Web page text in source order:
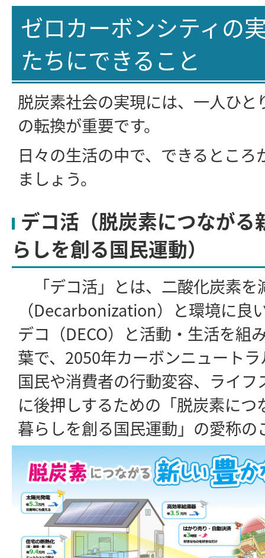
ゼロカーボンシティの
たちにできること
脱炭素社会の実現には、一人ひと
の転換が重要です。
日々の生活の中で、できるとこ
ましょう。
デコ活（脱炭素につながる
らしを創る国民運動）
「デコ活」とは、二酸化炭素を
（Decarbonization）と環境に良
デコ（DECO）と活動・生活を組
葉で、2050年カーボンニュート
国民や消費者の行動変容、ライ
に後押しするための「脱炭素に
暮らしを創る国民運動」の愛称の